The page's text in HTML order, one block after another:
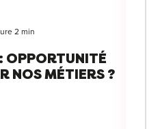
2 min
OPPORTUNITÉ
NOS MÉTIERS ?